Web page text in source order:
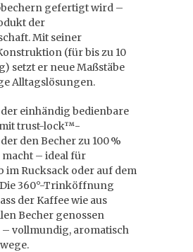
gefertigt wird –
der
Mit seiner
(für bis zu 10
setzt er neue Maßstäbe
Alltagslösungen.
einhändig bedienbare
trust-lock™-
den Becher zu 100 %
– ideal für
im Rucksack oder auf dem
360°-Trinköffnung
der Kaffee wie aus
Becher genossen
vollmundig, aromatisch